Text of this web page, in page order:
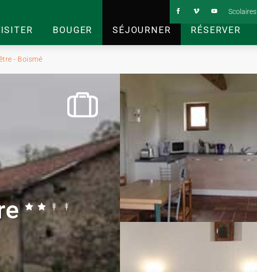
BOUGER SÉJOURNER RÉSERVER
Scolaires
- Boismé